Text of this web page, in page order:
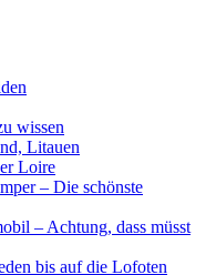
wissen
Litauen
Loire
– Die schönste
– Achtung, dass müsst
bis auf die Lofoten